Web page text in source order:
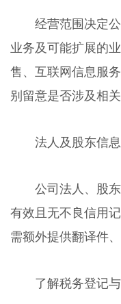
经营范围决定
业务及可能扩展的
售、互联网信息服
别留意是否涉及相关
法人及股东信
公司法人、股
有效且无不良信用
需额外提供翻译件、
了解税务登记